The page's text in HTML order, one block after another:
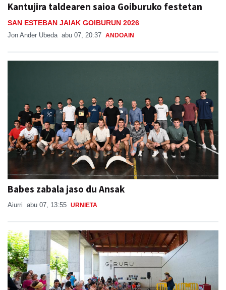
Kantujira taldearen saioa Goiburuko festetan
SAN ESTEBAN JAIAK GOIBURUN 2026
Jon Ander Ubeda abu 07, 20:37 ANDOAIN
Babes zabala jaso du Ansak
Aiurri abu 07, 13:55 URNIETA